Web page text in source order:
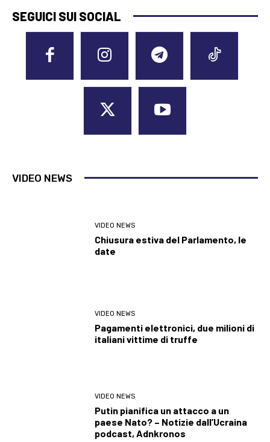
SEGUICI SUI SOCIAL
VIDEO NEWS
VIDEO NEWS
Chiusura estiva del Parlamento, le
date
VIDEO NEWS
Pagamenti elettronici, due milioni di
italiani vittime di truffe
VIDEO NEWS
Putin pianifica un attacco a un
paese Nato? – Notizie dall’Ucraina
podcast, Adnkronos